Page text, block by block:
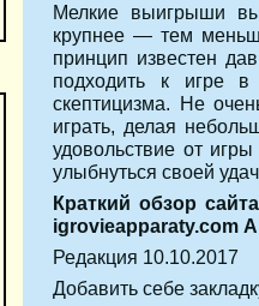
Мелкие выигрыши
крупнее — тем
принцип известен
подходить к игре
скептицизма. Не
играть, делая
удовольствие от
улыбнуться своей
Краткий обзор
igrovieapparaty.com
Редакция 10.10.2017
Добавить себе